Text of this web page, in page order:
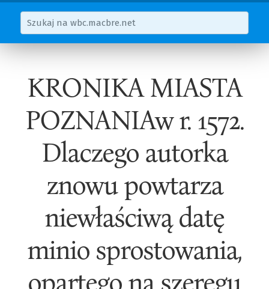
KRONIKA MIASTA
POZNANIAw r. 1572.
Dlaczego autorka
znowu powtarza
niewłaściwą datę
minio sprostowania,
opartego na szeregu